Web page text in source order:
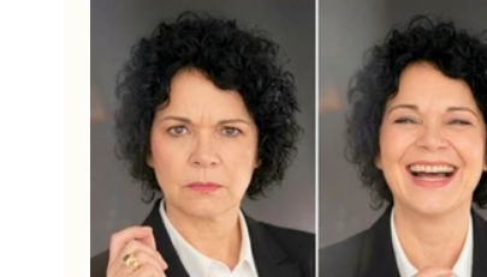
Ich-Entwicklung Executive